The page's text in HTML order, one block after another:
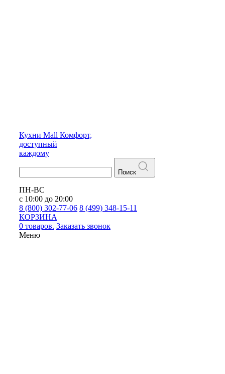
Кухни Mall Комфорт,
доступный
каждому
Поиск
ПН-ВС
с 10:00 до 20:00
8 (800) 302-77-06 8 (499) 348-15-11
КОРЗИНА
0 товаров. Заказать звонок
Меню